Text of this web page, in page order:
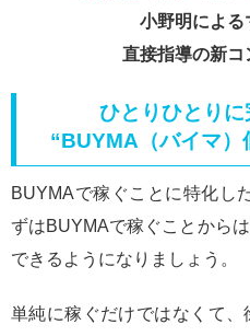
小野明による
直接指導の新コ
ひとりひとり
“BUYMA（バイマ）
BUYMAで稼ぐことに特化し
ずはBUYMAで稼ぐことから
できるようになりましょう。
単純に稼ぐだけではなくて